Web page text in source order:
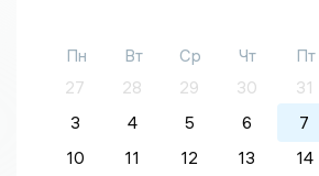
Пн Вт Ср Чт Пт
27
28 29 30 31
3
4 5 6 7
10
11 12 13 14